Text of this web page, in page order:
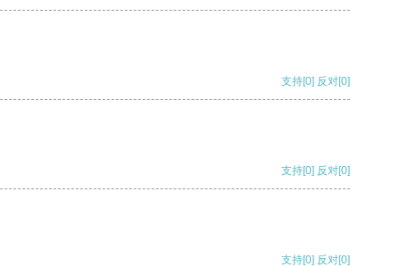
支持[0] 反对[0]
支持[0] 反对[0]
支持[0] 反对[0]